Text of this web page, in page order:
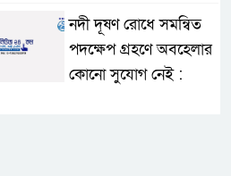
নদী দূষণ রোধে সমন্বিত
পদক্ষেপ গ্রহণে অবহেলার
কোনো সুযোগ নেই :